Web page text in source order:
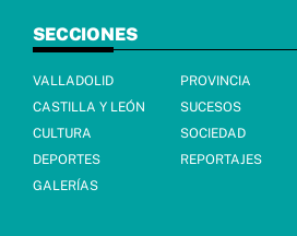
SECCIONES
VALLADOLID
PROVINCIA
CASTILLA Y LEÓN
SUCESOS
CULTURA
SOCIEDAD
DEPORTES
REPORTAJES
GALERÍAS